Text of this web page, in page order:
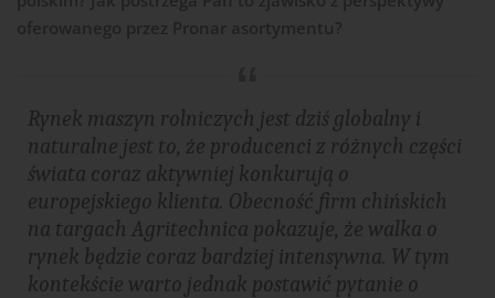
Rynek maszyn rolniczych jest dziś globalny i
naturalne jest to, że producenci z różnych części
świata coraz aktywniej konkurują o
europejskiego klienta. Obecność firm chińskich
na targach Agritechnica pokazuje, że walka o
rynek będzie coraz bardziej intensywna. W tym
kontekście warto jednak postawić pytanie o